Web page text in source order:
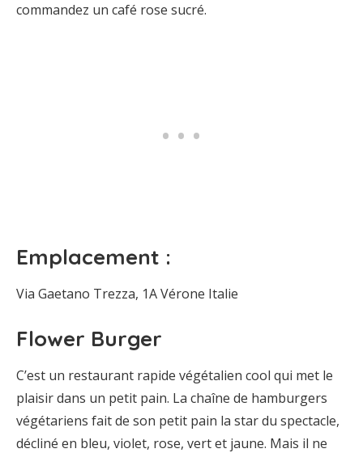
commandez un café rose sucré.
Emplacement :
Via Gaetano Trezza, 1A Vérone Italie
Flower Burger
C’est un restaurant rapide végétalien cool qui met le
plaisir dans un petit pain. La chaîne de hamburgers
végétariens fait de son petit pain la star du spectacle,
décliné en bleu, violet, rose, vert et jaune. Mais il ne